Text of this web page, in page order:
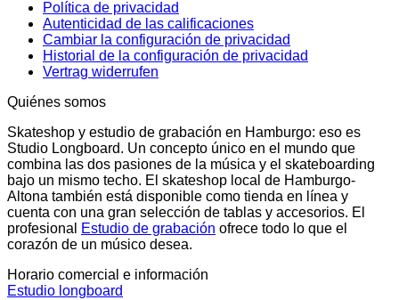
Política de privacidad
Autenticidad de las calificaciones
Cambiar la configuración de privacidad
Historial de la configuración de privacidad
Vertrag widerrufen
Quiénes somos
Skateshop y estudio de grabación en Hamburgo: eso es
Studio Longboard. Un concepto único en el mundo que
combina las dos pasiones de la música y el skateboarding
bajo un mismo techo. El skateshop local de Hamburgo-
Altona también está disponible como tienda en línea y
cuenta con una gran selección de tablas y accesorios. El
profesional
Estudio de grabación ofrece todo lo que el
corazón de un músico desea.
Horario comercial e información
Estudio longboard